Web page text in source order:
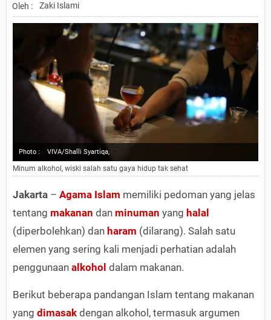
Oleh :
Zaki Islami
Photo : VIVA/Shalli Syartiqa,
Minum alkohol, wiski salah satu gaya hidup tak sehat
Jakarta – Agama Islam memiliki pedoman yang jelas
tentang makanan dan minuman yang halal
(diperbolehkan) dan haram (dilarang). Salah satu
elemen yang sering kali menjadi perhatian adalah
penggunaan alkohol dalam makanan.
Berikut beberapa pandangan Islam tentang makanan
yang dimasak dengan alkohol, termasuk argumen